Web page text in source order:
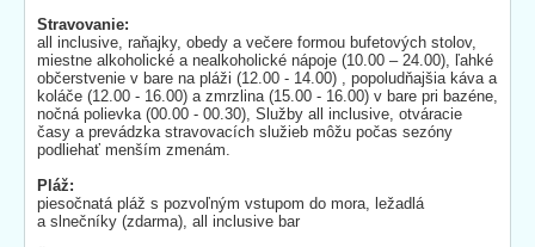
Stravovanie:
all inclusive, raňajky, obedy a večere formou bufetových stolov,
miestne alkoholické a nealkoholické nápoje (10.00 – 24.00), ľahké
občerstvenie v bare na pláži (12.00 - 14.00) , popoludňajšia káva a
koláče (12.00 - 16.00) a zmrzlina (15.00 - 16.00) v bare pri bazéne,
nočná polievka (00.00 - 00.30), Služby all inclusive, otváracie
časy a prevádzka stravovacích služieb môžu počas sezóny
podliehať menším zmenám.
Pláž:
piesočnatá pláž s pozvoľným vstupom do mora, ležadlá
a slnečníky (zdarma), all inclusive bar